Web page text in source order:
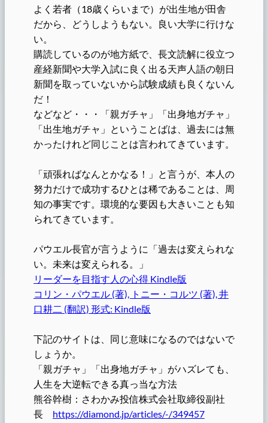
よく若者（18歳くらいまで）が出生地が田舎
だから、どうしようもない。良い大学に行けな
い。
購読しているのが地方紙で、長文読解に役立つ
産経新聞や大学入試に良く出る天声人語の朝日
新聞を取っていないから試験成績も良くないん
だ！
などなど・・・「親ガチャ」「出身地ガチャ」
「出生地ガチャ」ということばは、過去には無
かったけれど同じことは言われてきています。
「頑張ればなんとかなる！」と言うが、本人の
努力だけで成功するひとは稀であることは、周
知の事実です。環境的な要因も大きいことも知
られてきています。
パウエル長官が言うように「過去は変えられな
い。未来は変えられる。」
リーダーを目指す人の心得 Kindle版
コリン・パウエル (著), トニー・コルツ (著), 井
口耕二 (翻訳) 形式: Kindle版
下記のサイトは、同じ意味になるのではないで
しょうか。
「親ガチャ」「出身地ガチャ」がハズレても、
人生を大逆転できる真っ当な方法
熊谷幹樹：さわかみ投信株式会社取締役副社
長 https://diamond.jp/articles/-/349457